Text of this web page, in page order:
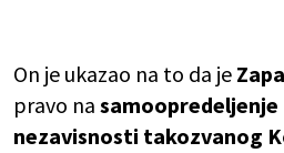
On je ukazao na to da je
pravo na samoopredeljenje
nezavisnosti takozvanog